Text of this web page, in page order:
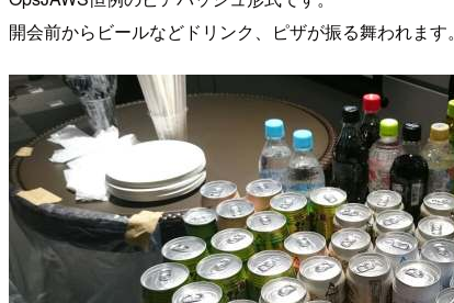
開会前からビールなどドリンク、ピザが振る舞われます。